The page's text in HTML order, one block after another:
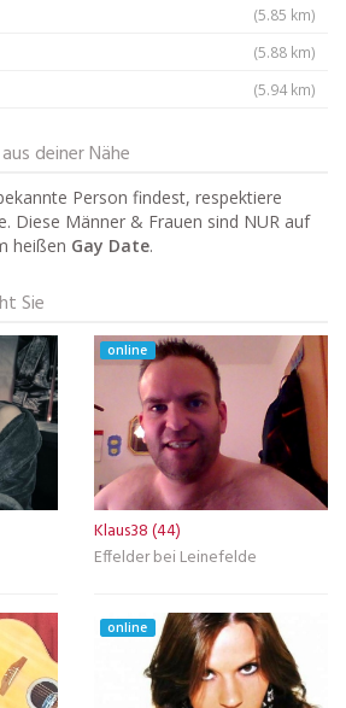
(5.85 km)
(5.88 km)
(5.94 km)
deiner Nähe
Person findest, respektiere
Diese Männer & Frauen sind NUR auf
heißen Gay Date.
Sie
online
Klaus38 (44)
Effelder bei Leinefelde
online